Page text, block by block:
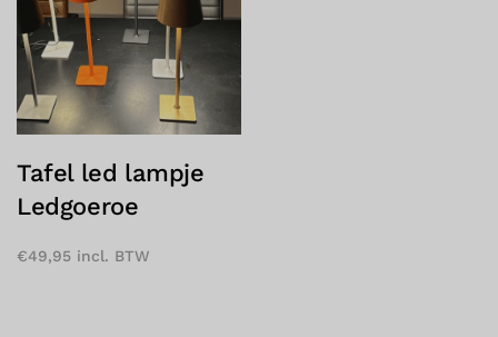
Tafel led lampje
Ledgoeroe
€49,95 incl. BTW